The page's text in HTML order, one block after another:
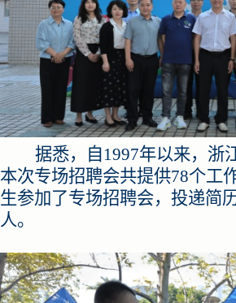
据悉，自1997年以来，浙
本次专场招聘会共提供78个工
生参加了专场招聘会，投递简
人。